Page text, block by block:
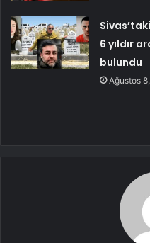
6 yıldır
bulundu
Ağustos